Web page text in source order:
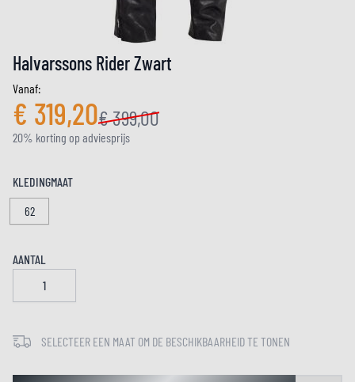
Halvarssons Rider Zwart
Vanaf:
€ 319,20€ 399,00
20% korting op adviesprijs
KLEDINGMAAT
62
AANTAL
SELECTEER EEN MAAT OM DE BESCHIKBAARHEID TE TONEN